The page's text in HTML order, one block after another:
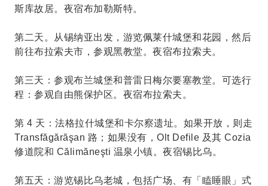
斯库故居。夜宿布加勒斯特。
第二天。从锡纳亚出发，游览佩莱什城堡和花园，然后
前往布拉索夫市，参观黑教堂。夜宿布拉索夫。
第三天：参观布兰城堡和普雷日梅尔要塞教堂。可选行
程：参观自由熊保护区。夜宿布拉索夫。
第 4 天：法格拉什城堡和卡尔察遗址。如果开放，则走
Transfăgărăşan 路；如果没有，Olt Defile 及其 Cozia
修道院和 Călimăneşti 温泉小镇。夜宿锡比乌。
第五天：游览锡比乌老城，包括广场、有「瞌睡眼」式